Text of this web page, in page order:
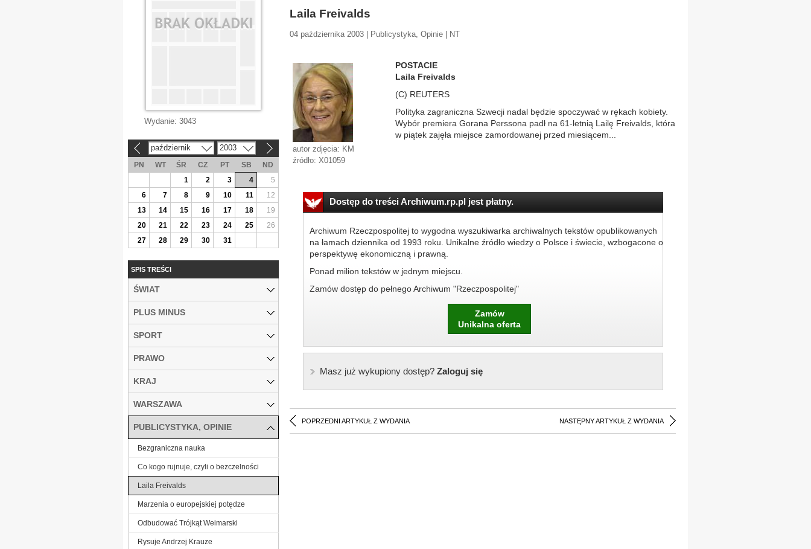
Laila Freivalds
04 października 2003 | Publicystyka, Opinie | NT
autor zdjęcia: KM
źródło: X01059
POSTACIE
Laila Freivalds
(C) REUTERS
Polityka zagraniczna Szwecji nadal będzie spoczywać w rękach kobiety.
Wybór premiera Gorana Perssona padł na 61-letnią Lailę Freivalds, która
w piątek zajęła miejsce zamordowanej przed miesiącem...
Dostęp do treści Archiwum.rp.pl jest płatny.
Archiwum Rzeczpospolitej to wygodna wyszukiwarka archiwalnych tekstów opublikowanych
na łamach dziennika od 1993 roku. Unikalne źródło wiedzy o Polsce i świecie, wzbogacone o
perspektywę ekonomiczną i prawną.
Ponad milion tekstów w jednym miejscu.
Zamów dostęp do pełnego Archiwum "Rzeczpospolitej"
Zamów
Unikalna oferta
Masz już wykupiony dostęp?Zaloguj się
POPRZEDNI ARTYKUŁ Z WYDANIA NASTĘPNY ARTYKUŁ Z WYDANIA
Wydanie: 3043
październik 2003
PN WT ŚR CZ PT SB
ND
1
2 3 4
5
6
7 8 9 10 11
12
13
14 15 16 17 18
19
20
21 22 23 24 25
26
27
28 29 30 31
SPIS TREŚCI
ŚWIAT
PLUS MINUS
SPORT
PRAWO
KRAJ
WARSZAWA
PUBLICYSTYKA, OPINIE
Bezgraniczna nauka
Co kogo rujnuje, czyli o bezczelności
Laila Freivalds
Marzenia o europejskiej potędze
Odbudować Trójkąt Weimarski
Rysuje Andrzej Krauze